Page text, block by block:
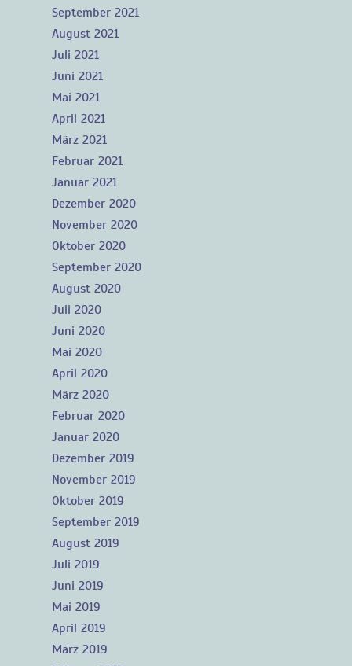
September 2021
August 2021
Juli 2021
Juni 2021
Mai 2021
April 2021
März 2021
Februar 2021
Januar 2021
Dezember 2020
November 2020
Oktober 2020
September 2020
August 2020
Juli 2020
Juni 2020
Mai 2020
April 2020
März 2020
Februar 2020
Januar 2020
Dezember 2019
November 2019
Oktober 2019
September 2019
August 2019
Juli 2019
Juni 2019
Mai 2019
April 2019
März 2019